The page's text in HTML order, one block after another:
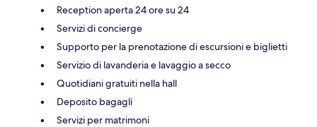
Reception aperta 24 ore su 24
Servizi di concierge
Supporto per la prenotazione di escursioni e biglietti
Servizio di lavanderia e lavaggio a secco
Quotidiani gratuiti nella hall
Deposito bagagli
Servizi per matrimoni